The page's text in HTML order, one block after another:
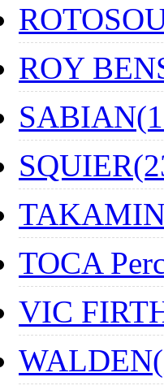
ROY
TOCA
VIC